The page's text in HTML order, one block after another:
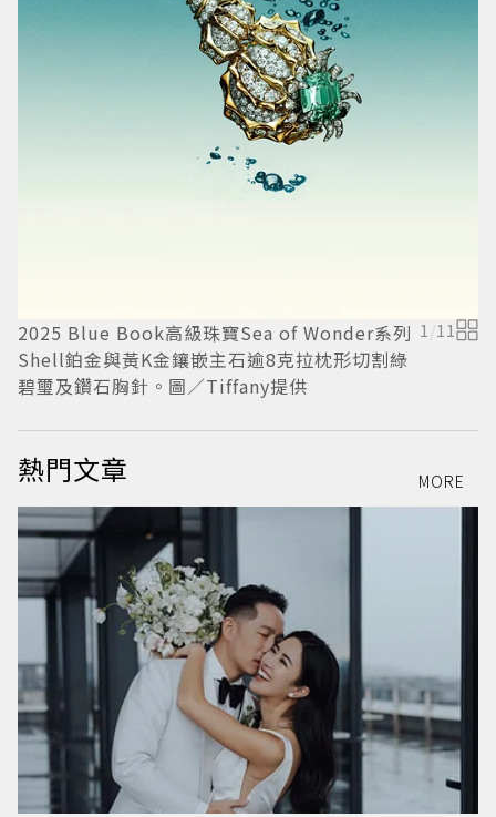
2025 Blue Book高級珠寶Sea of Wonder系列
Shell鉑金與黃K金鑲嵌主石逾8克拉枕形切割綠
碧璽及鑽石胸針。圖／Tiffany提供
1/11
熱門文章 MORE